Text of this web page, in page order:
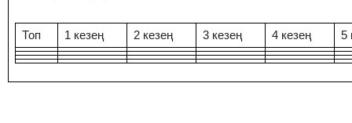
Топ 1 кезең 2 кезең 3 кезең 4 кезең 5